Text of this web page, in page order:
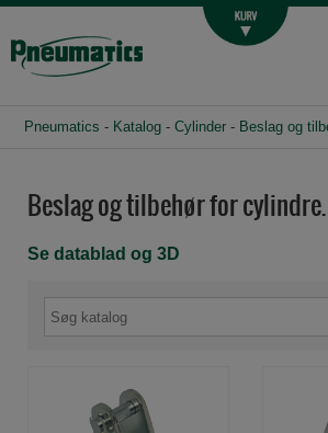
Fittings og slange
Agenturer
Login-infocenter
Pneumatics - Katalog - Cylinder - Beslag og
Beslag og tilbehør for cylindre.
Se datablad og 3D